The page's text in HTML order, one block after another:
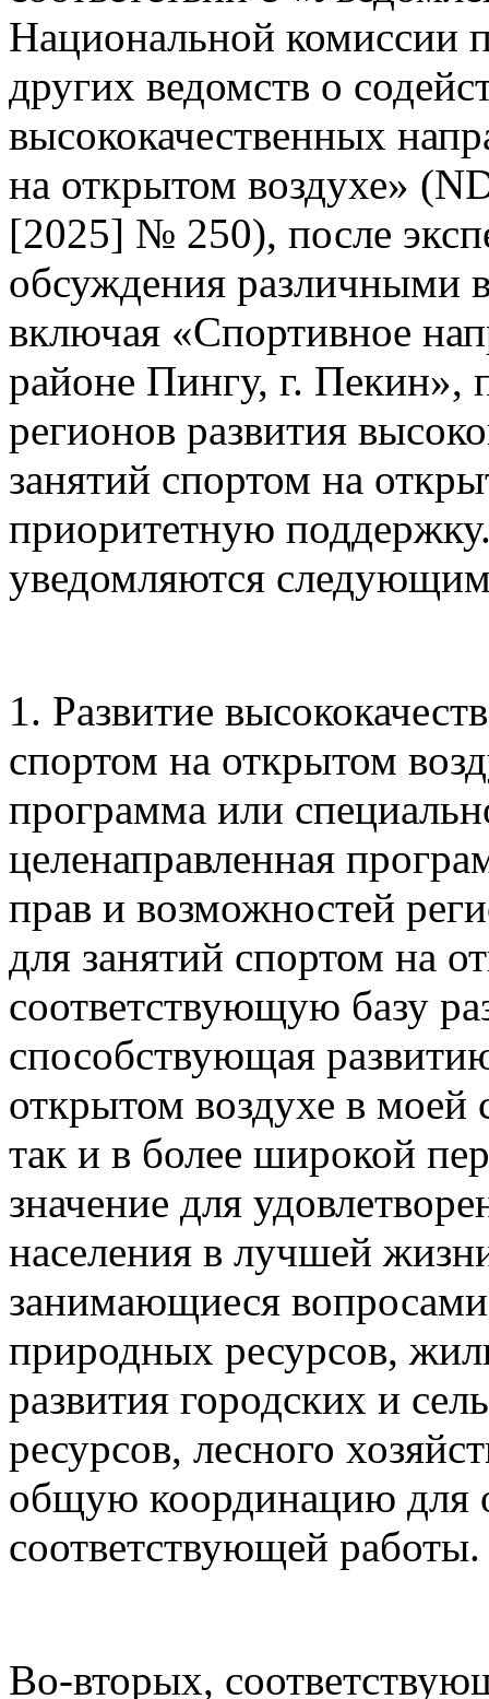
Национальной комиссии
других ведомств о
высококачественных
на открытом воздухе»
[2025] № 250), после
обсуждения различными
включая «Спортивное
районе Пингу, г. Пекин»,
регионов развития
занятий спортом на
приоритетную
уведомляются
1. Развитие
спортом на открытом
программа или
целенаправленная
прав и возможностей
для занятий спортом на
соответствующую базу
способствующая
открытом воздухе в моей
так и в более широкой
значение для
населения в лучшей
занимающиеся
природных ресурсов,
развития городских и
ресурсов, лесного
общую координацию для
соответствующей работы.
Во-вторых,